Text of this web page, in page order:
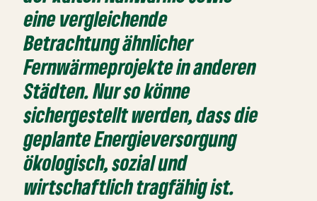
eine vergleichende
Betrachtung ähnlicher
Fernwärmeprojekte in anderen
Städten. Nur so könne
sichergestellt werden, dass die
geplante Energieversorgung
ökologisch, sozial und
wirtschaftlich tragfähig ist.